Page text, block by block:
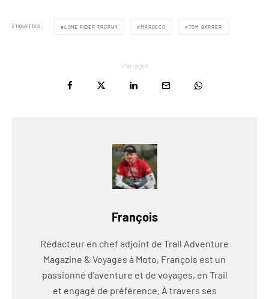
ÉTIQUETTES LONE RIDER TROPHY MAROCCO TOM BARRER
Partager
François
Rédacteur en chef adjoint de Trail Adventure
Magazine & Voyages à Moto, François est un
passionné d'aventure et de voyages, en Trail
et engagé de préférence. À travers ses